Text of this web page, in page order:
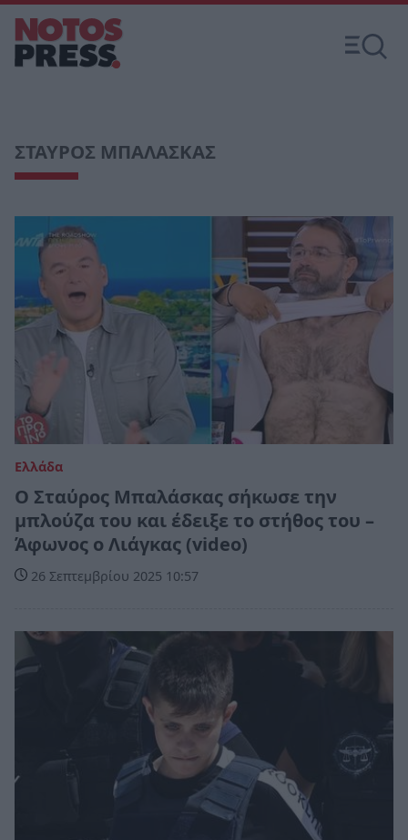
ΣΤΑΥΡΟΣ ΜΠΑΛΑΣΚΑΣ
Ελλάδα
Ο Σταύρος Μπαλάσκας σήκωσε την
μπλούζα του και έδειξε το στήθος του –
Άφωνος ο Λιάγκας (video)
26 Σεπτεμβρίου 2025 10:57